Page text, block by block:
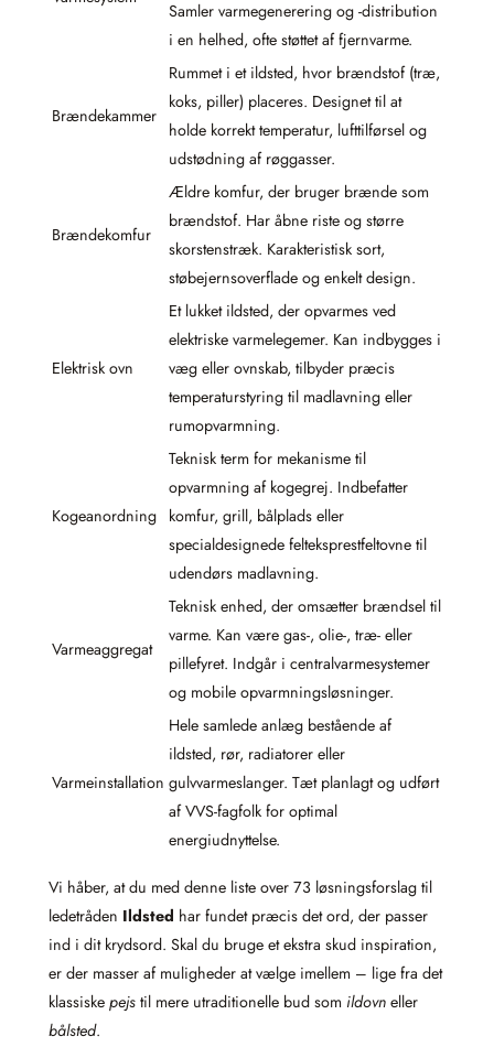
Samler varmegenerering og -distribution
i en helhed, ofte støttet af fjernvarme.
Brændekammer
Rummet i et ildsted, hvor brændstof (træ,
koks, piller) placeres. Designet til at
holde korrekt temperatur, lufttilførsel og
udstødning af røggasser.
Brændekomfur
Ældre komfur, der bruger brænde som
brændstof. Har åbne riste og større
skorstenstræk. Karakteristisk sort,
støbejernsoverflade og enkelt design.
Elektrisk ovn
Et lukket ildsted, der opvarmes ved
elektriske varmelegemer. Kan indbygges i
væg eller ovnskab, tilbyder præcis
temperaturstyring til madlavning eller
rumopvarmning.
Kogeanordning
Teknisk term for mekanisme til
opvarmning af kogegrej. Indbefatter
komfur, grill, bålplads eller
specialdesignede felteksprestfeltovne til
udendørs madlavning.
Varmeaggregat
Teknisk enhed, der omsætter brændsel til
varme. Kan være gas-, olie-, træ- eller
pillefyret. Indgår i centralvarmesystemer
og mobile opvarmningsløsninger.
Varmeinstallation
Hele samlede anlæg bestående af
ildsted, rør, radiatorer eller
gulvvarmeslanger. Tæt planlagt og udført
af VVS-fagfolk for optimal
energiudnyttelse.
Vi håber, at du med denne liste over 73 løsningsforslag til
ledetråden Ildsted har fundet præcis det ord, der passer
ind i dit krydsord. Skal du bruge et ekstra skud inspiration,
er der masser af muligheder at vælge imellem – lige fra det
klassiske pejs til mere utraditionelle bud som ildovn eller
bålsted.